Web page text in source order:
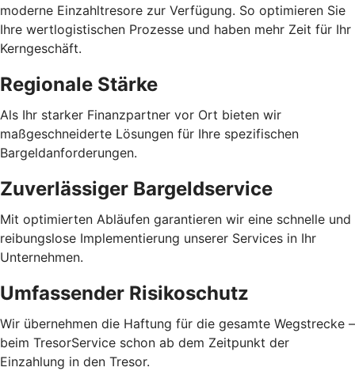
moderne Einzahltresore zur Verfügung. So optimieren Sie
Ihre wertlogistischen Prozesse und haben mehr Zeit für Ihr
Kerngeschäft.
Regionale Stärke
Als Ihr starker Finanzpartner vor Ort bieten wir
maßgeschneiderte Lösungen für Ihre spezifischen
Bargeldanforderungen.
Zuverlässiger Bargeldservice
Mit optimierten Abläufen garantieren wir eine schnelle und
reibungslose Implementierung unserer Services in Ihr
Unternehmen.
Umfassender Risikoschutz
Wir übernehmen die Haftung für die gesamte Wegstrecke –
beim TresorService schon ab dem Zeitpunkt der
Einzahlung in den Tresor.